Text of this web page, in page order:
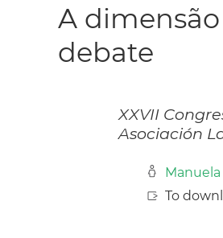
A
debate
XXVII
Asociación
Manuela
To